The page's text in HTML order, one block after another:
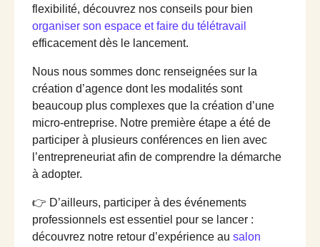
flexibilité, découvrez nos conseils pour bien
organiser son espace et faire du télétravail
efficacement dès le lancement.
Nous nous sommes donc renseignées sur la
création d’agence dont les modalités sont
beaucoup plus complexes que la création d’une
micro-entreprise. Notre première étape a été de
participer à plusieurs conférences en lien avec
l’entrepreneuriat afin de comprendre la démarche
à adopter.
👉 D’ailleurs, participer à des événements
professionnels est essentiel pour se lancer :
découvrez notre retour d’expérience au salon